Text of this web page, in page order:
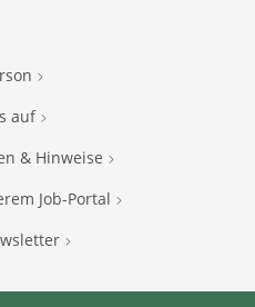
auf
& Hinweise
Job-Portal